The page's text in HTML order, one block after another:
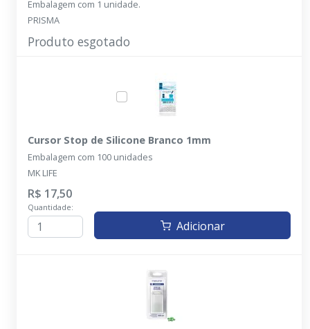
Embalagem com 1 unidade.
PRISMA
Produto esgotado
Cursor Stop de Silicone Branco 1mm
Embalagem com 100 unidades
MK LIFE
R$ 17,50
Quantidade:
Adicionar